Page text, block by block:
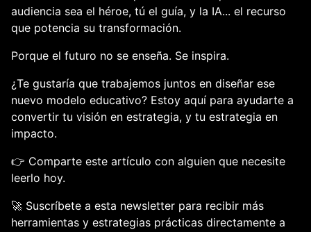
audiencia sea el héroe, tú el guía, y la IA... el recurso
que potencia su transformación.
Porque el futuro no se enseña. Se inspira.
¿Te gustaría que trabajemos juntos en diseñar ese
nuevo modelo educativo? Estoy aquí para ayudarte a
convertir tu visión en estrategia, y tu estrategia en
impacto.
👉 Comparte este artículo con alguien que necesite
leerlo hoy.
🚀 Suscríbete a esta newsletter para recibir más
herramientas y estrategias prácticas directamente a